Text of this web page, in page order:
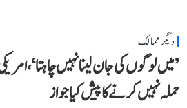
دیگر ممالک
’میں لوگوں کی جان لینا نہیں چاہتا‘،
حملہ نہیں کرنے کا پیش کیا جواز